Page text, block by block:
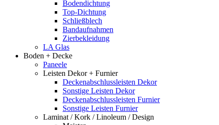
Bodendichtung
Top-Dichtung
Schließblech
Bandaufnahmen
Zierbekleidung
LA Glas
Boden + Decke
Paneele
Leisten Dekor + Furnier
Deckenabschlussleisten Dekor
Sonstige Leisten Dekor
Deckenabschlussleisten Furnier
Sonstige Leisten Furnier
Laminat / Kork / Linoleum / Design